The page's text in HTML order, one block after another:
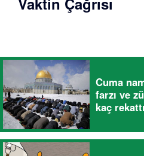
Cuma
farzı ve
kaç